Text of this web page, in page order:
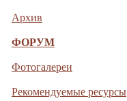
Архив
ФОРУМ
Фотогалереи
Рекомендуемые ресурсы